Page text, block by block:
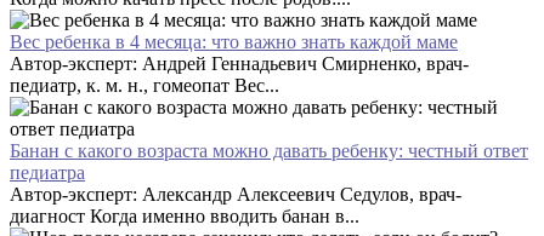
Вес ребенка в 4 месяца: что важно знать каждой маме
Автор-эксперт: Андрей Геннадьевич Смирненко, врач-
педиатр, к. м. н., гомеопат Вес...
Банан с какого возраста можно давать ребенку: честный ответ
педиатра
Автор-эксперт: Александр Алексеевич Седулов, врач-
диагност Когда именно вводить банан в...